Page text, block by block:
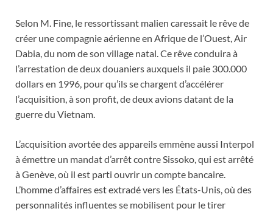
Selon M. Fine, le ressortissant malien caressait le rêve de
créer une compagnie aérienne en Afrique de l’Ouest, Air
Dabia, du nom de son village natal. Ce rêve conduira à
l’arrestation de deux douaniers auxquels il paie 300.000
dollars en 1996, pour qu’ils se chargent d’accélérer
l’acquisition, à son profit, de deux avions datant de la
guerre du Vietnam.
L’acquisition avortée des appareils emmène aussi Interpol
à émettre un mandat d’arrêt contre Sissoko, qui est arrêté
à Genève, où il est parti ouvrir un compte bancaire.
L’homme d’affaires est extradé vers les États-Unis, où des
personnalités influentes se mobilisent pour le tirer